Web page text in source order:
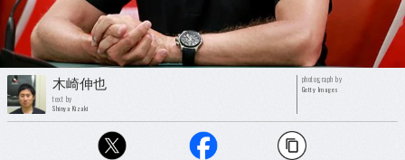
木崎伸也
text by
Shinya Kizaki
photograph by
Getty Images